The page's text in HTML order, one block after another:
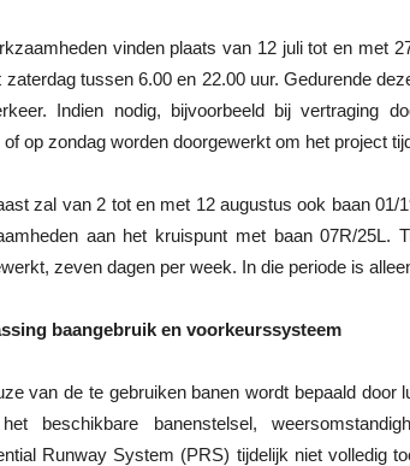
vinden plaats van 12 juli tot en met
zaterdag tussen 6.00 en 22.00 uur. Gedurende
Indien nodig, bijvoorbeeld bij vertraging
of op zondag worden doorgewerkt om het project
zal van 2 tot en met 12 augustus ook baan
aan het kruispunt met baan 07R/25L.
zeven dagen per week. In die periode is
baangebruik en voorkeurssysteem
van de te gebruiken banen wordt bepaald
beschikbare banenstelsel,
Runway System (PRS) tijdelijk niet volledig